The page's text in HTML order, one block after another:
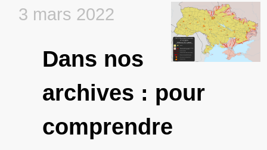
3 mars 2022
Dans nos
archives : pour
comprendre